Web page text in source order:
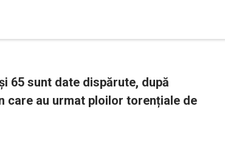
65 sunt date dispărute, după
care au urmat ploilor torențiale de